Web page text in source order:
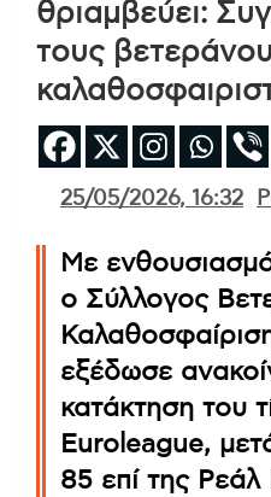
θριαμβεύει:
τους
25/05/2026, 16:32
Με
ο Σύλλογος
εξέδωσε
κατάκτηση του
Euroleague,
85 επί της